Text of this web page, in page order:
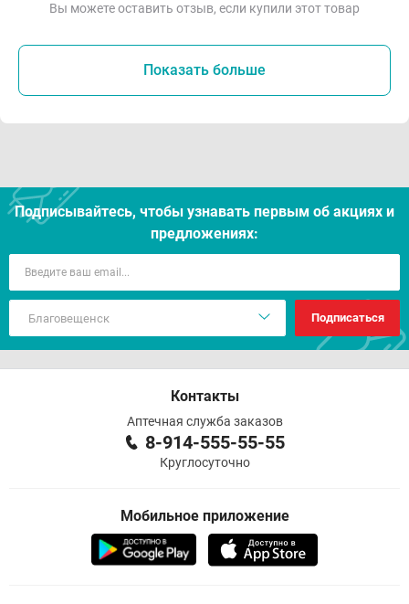
Вы можете оставить отзыв, если купили этот товар
Показать больше
Подписывайтесь, чтобы узнавать первым об акцияx и
предложениях:
Подписаться
Контакты
Аптечная служба заказов
8-914-555-55-55
Круглосуточно
Мобильное приложение